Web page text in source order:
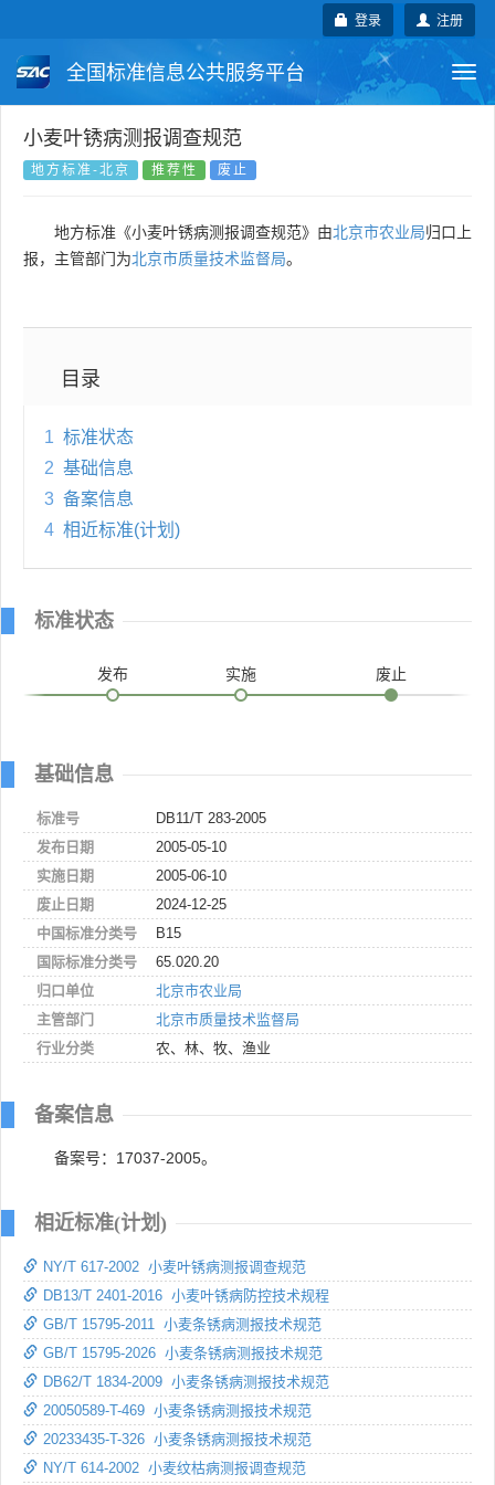
注册
登录
全国标准信息公共服务平台
国家标准 行业标准
国外标准 技术委员会
小麦叶锈病测报调查规范
地方标准-北京 推荐性 废止
地方标准《小麦叶锈病测报调查规范》由北京市农业局归口上
报，主管部门为北京市质量技术监督局。
目录
1 标准状态
2 基础信息
3 备案信息
4 相近标准(计划)
标准状态
发布 实施 废止
基础信息
标准号
DB11/T 283-2005
发布日期
2005-05-10
实施日期
2005-06-10
废止日期
2024-12-25
中国标准分类号
B15
国际标准分类号
65.020.20
归口单位
北京市农业局
主管部门
北京市质量技术监督局
行业分类
农、林、牧、渔业
备案信息
备案号：17037-2005。
相近标准(计划)
NY/T 617-2002 小麦叶锈病测报调查规范
DB13/T 2401-2016 小麦叶锈病防控技术规程
GB/T 15795-2011 小麦条锈病测报技术规范
GB/T 15795-2026 小麦条锈病测报技术规范
DB62/T 1834-2009 小麦条锈病测报技术规范
20050589-T-469 小麦条锈病测报技术规范
20233435-T-326 小麦条锈病测报技术规范
NY/T 614-2002 小麦纹枯病测报调查规范